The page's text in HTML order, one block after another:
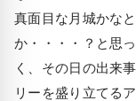
真面目な月城かな
か・・・・？と思
く、その日の出来
リーを盛り立てる